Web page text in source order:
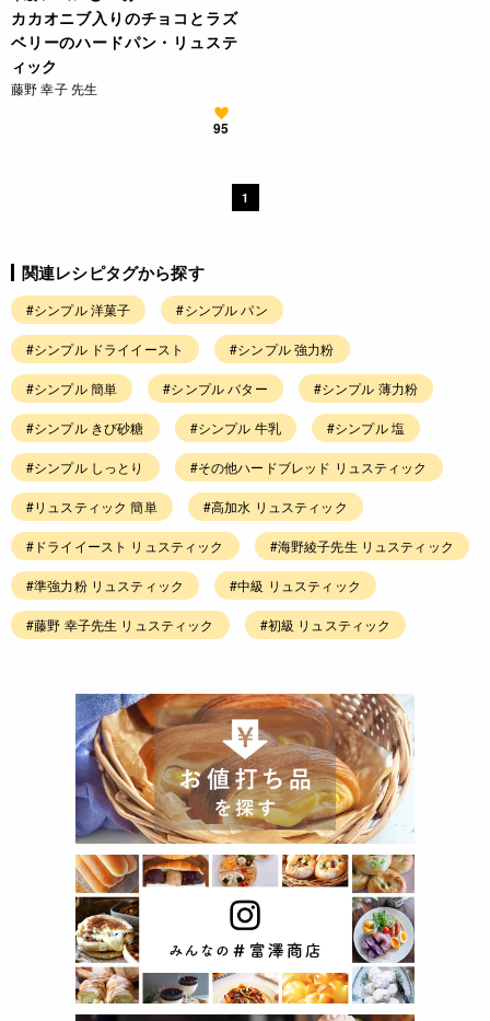
カカオニブ入りのチョコとラズ
ベリーのハードパン・リュステ
ィック
藤野 幸子 先生
95
1
関連レシピタグから探す
#シンプル 洋菓子 #シンプル パン
#シンプル ドライイースト #シンプル 強力粉
#シンプル 簡単 #シンプル バター #シンプル 薄力粉
#シンプル きび砂糖 #シンプル 牛乳 #シンプル 塩
#シンプル しっとり #その他ハードブレッド リュスティック
#リュスティック 簡単 #高加水 リュスティック
#ドライイースト リュスティック #海野綾子先生 リュスティック
#準強力粉 リュスティック #中級 リュスティック
#藤野 幸子先生 リュスティック #初級 リュスティック